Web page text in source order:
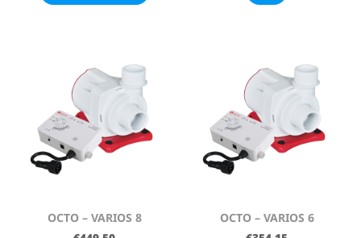
OCTO – VARIOS 8
OCTO – VARIOS 6